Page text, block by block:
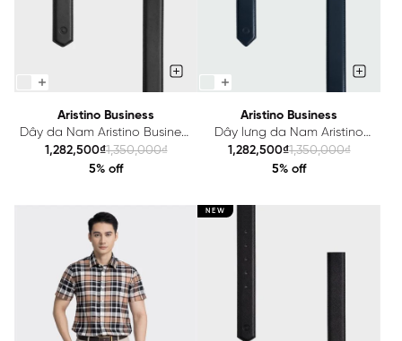
Aristino Business
Dây da Nam Aristino Business
1LE0050Z
1,282,500₫1,350,000₫
5% off
Aristino Business
Dây lưng da Nam Aristino
Business 1LE0220Z
1,282,500₫1,350,000₫
5% off
NEW